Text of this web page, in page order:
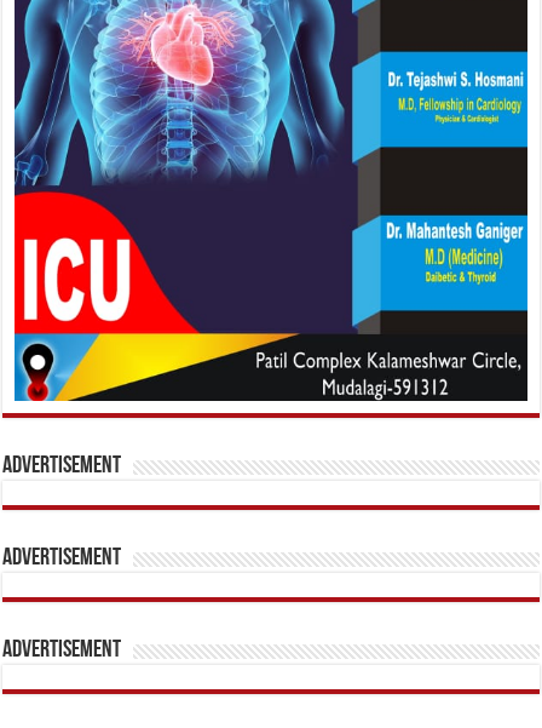
Advertisement
Advertisement
Advertisement